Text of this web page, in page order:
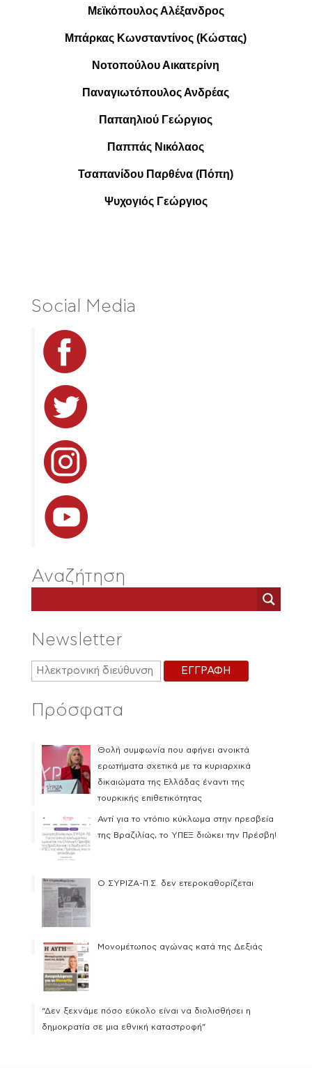
Μεϊκόπουλος Αλέξανδρος
Μπάρκας Κωνσταντίνος (Κώστας)
Νοτοπούλου Αικατερίνη
Παναγιωτόπουλος Ανδρέας
Παπαηλιού Γεώργιος
Παππάς Νικόλαος
Τσαπανίδου Παρθένα (Πόπη)
Ψυχογιός Γεώργιος
Social Media
Αναζήτηση
Newsletter
Πρόσφατα
Θολή συμφωνία που αφήνει ανοικτά
ερωτήματα σχετικά με τα κυριαρχικά
δικαιώματα της Ελλάδας έναντι της
τουρκικής επιθετικότητας
Αντί για το ντόπιο κύκλωμα στην πρεσβεία
της Βραζιλίας, το ΥΠΕΞ διώκει την Πρέσβη!
Ο ΣΥΡΙΖΑ-Π.Σ. δεν ετεροκαθορίζεται
Μονομέτωπος αγώνας κατά της Δεξιάς
“Δεν ξεχνάμε πόσο εύκολο είναι να διολισθήσει η
δημοκρατία σε μια εθνική καταστροφή”